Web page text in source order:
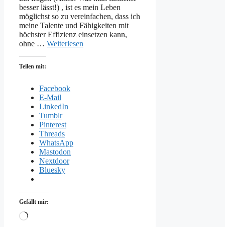
besser lässt!) , ist es mein Leben
möglichst so zu vereinfachen, dass ich
meine Talente und Fähigkeiten mit
höchster Effizienz einsetzen kann,
ohne … Weiterlesen
Teilen mit:
Facebook
E-Mail
LinkedIn
Tumblr
Pinterest
Threads
WhatsApp
Mastodon
Nextdoor
Bluesky
Gefällt mir:
Wird